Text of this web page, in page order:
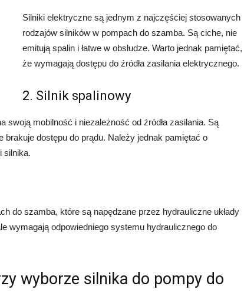
Silniki elektryczne są jednym z najczęściej stosowanych
rodzajów silników w pompach do szamba. Są ciche, nie
emitują spalin i łatwe w obsłudze. Warto jednak pamiętać,
że wymagają dostępu do źródła zasilania elektrycznego.
2. Silnik spalinowy
swoją mobilność i niezależność od źródła zasilania. Są
brakuje dostępu do prądu. Należy jednak pamiętać o
silnika.
do szamba, które są napędzane przez hydrauliczne układy
wymagają odpowiedniego systemu hydraulicznego do
wyborze silnika do pompy do